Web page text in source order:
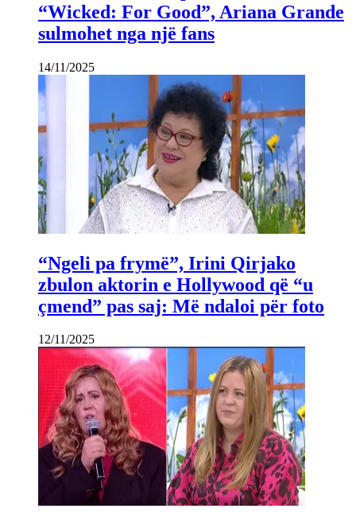
“Wicked: For Good”, Ariana Grande
sulmohet nga një fans
14/11/2025
“Ngeli pa frymë”, Irini Qirjako
zbulon aktorin e Hollywood që “u
çmend” pas saj: Më ndaloi për foto
12/11/2025